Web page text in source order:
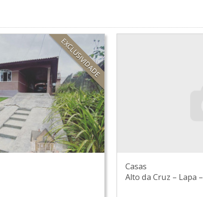
EXCLUSIVIDADE
Casas
Alto da Cruz – Lapa –